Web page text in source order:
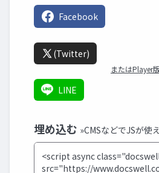
Facebook
(Twitter)
またはPlayer
LINE
埋め込む »CMSなどでJSが使